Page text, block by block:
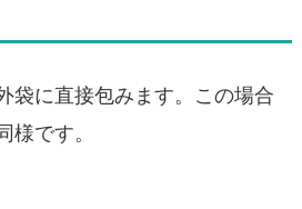
袋に直接包みます。この場合
様です。